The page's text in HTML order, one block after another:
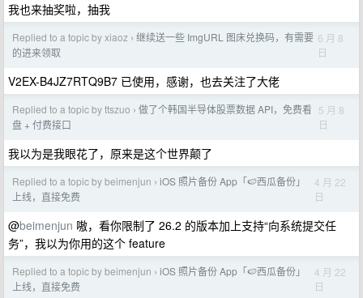
我也来抽奖啦，抽我
Replied to a topic by xiaoz › 继续送一些 ImgURL 图床兑换码，有需要
的进来领取
6 月 8
日
V2EX-B4JZ7RTQ9B7 已使用，感谢，也去关注了大佬
Replied to a topic by ttszuo › 做了个韩国半导体股票数据 API，免费看
盘 + 付费接口
5 月 8
日
我以为是我眼花了，原来是这个世界颠了
Replied to a topic by beimenjun › iOS 照片备份 App「🍉西瓜备份」
上线，直接免费
4 月 22
日
@beimenjun 嗷，看你限制了 26.2 的版本加上支持“向系统提交任
务”，我以为你用的这个 feature
Replied to a topic by beimenjun › iOS 照片备份 App「🍉西瓜备份」
上线，直接免费
4 月 22
日